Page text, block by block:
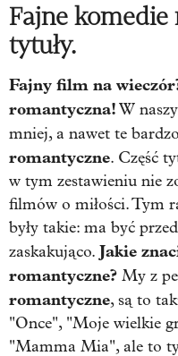
Fajne
tytuły.
Fajny film na
romantyczna!W
mniej, a nawet te
romantyczne. Część
w tym zestawieniu nie
filmów o miłości. Tym
były takie: ma być
zaskakująco. Jakie
romantyczne? My z
romantyczne, są to
"Once", "Moje wielkie
"Mamma Mia", ale to